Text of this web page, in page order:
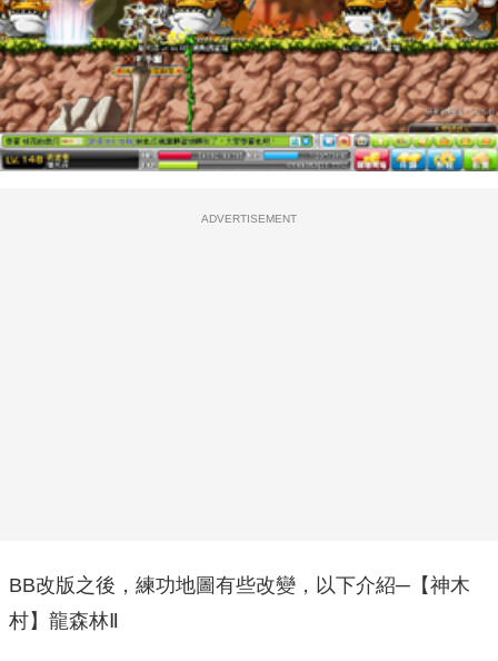
ADVERTISEMENT
BB改版之後，練功地圖有些改變，以下介紹─【神木
村】龍森林Ⅱ